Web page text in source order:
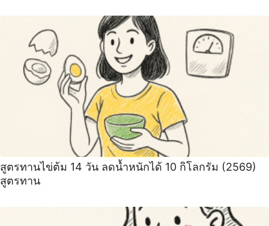
สูตรทานไข่ต้ม 14 วัน ลดน้ำหนักได้ 10 กิโลกรัม (2569)
สูตรทาน